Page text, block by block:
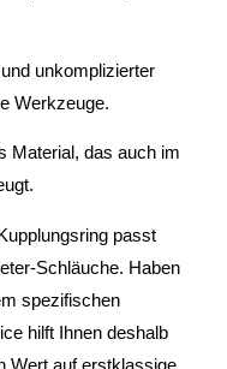
unkomplizierter
Werkzeuge.
Material, das auch im
passt
Schläuche. Haben
spezifischen
hilft Ihnen deshalb
Wert auf erstklassige